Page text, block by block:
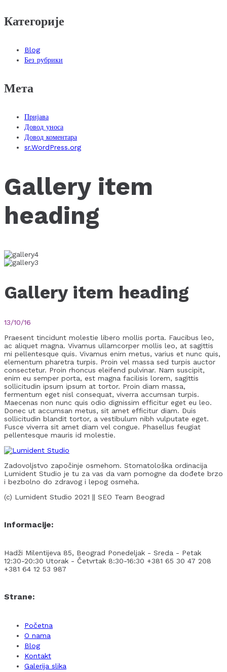
Категорије
Blog
Без рубрики
Мета
Пријава
Довод уноса
Довод коментара
sr.WordPress.org
Gallery item
heading
Gallery item heading
13/10/16
Praesent tincidunt molestie libero mollis porta. Faucibus leo,
ac aliquet magna. Vivamus ullamcorper mollis leo, at sagittis
mi pellentesque quis. Vivamus enim metus, varius et nunc quis,
elementum pharetra turpis. Proin vel massa sed turpis auctor
consectetur. Proin rhoncus eleifend pulvinar. Nam suscipit,
enim eu semper porta, est magna facilisis lorem, sagittis
sollicitudin ipsum ipsum at tortor. Proin diam massa,
fermentum eget nisl consequat, viverra accumsan turpis.
Maecenas non nunc quis odio dignissim efficitur eget eu leo.
Donec ut accumsan metus, sit amet efficitur diam. Duis
sollicitudin blandit tortor, a vestibulum nibh vulputate eget.
Fusce viverra sit amet diam vel congue. Phasellus feugiat
pellentesque mauris id molestie.
Zadovoljstvo započinje osmehom. Stomatološka ordinacija
Lumident Studio je tu za vas da vam pomogne da dođete brzo
i bezbolno do zdravog i lepog osmeha.
(c) Lumident Studio 2021 || SEO Team Beograd
Informacije:
Hadži Milentijeva 85, Beograd Ponedeljak - Sreda - Petak
12:30-20:30 Utorak - Četvrtak 8:30-16:30 +381 65 30 47 208
+381 64 12 53 987
Strane:
Početna
O nama
Blog
Kontakt
Galerija slika